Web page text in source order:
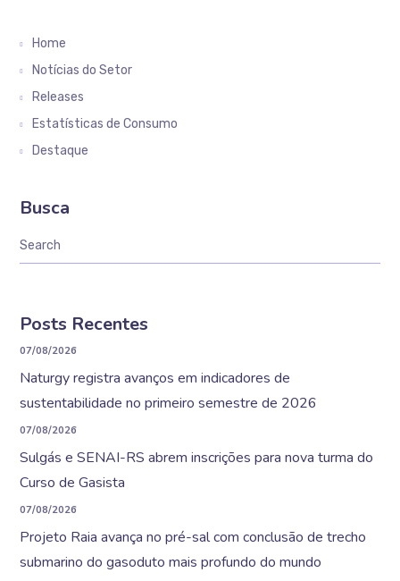
Home
Notícias do Setor
Releases
Estatísticas de Consumo
Destaque
Busca
Posts Recentes
07/08/2026
Naturgy registra avanços em indicadores de
sustentabilidade no primeiro semestre de 2026
07/08/2026
Sulgás e SENAI-RS abrem inscrições para nova turma do
Curso de Gasista
07/08/2026
Projeto Raia avança no pré-sal com conclusão de trecho
submarino do gasoduto mais profundo do mundo